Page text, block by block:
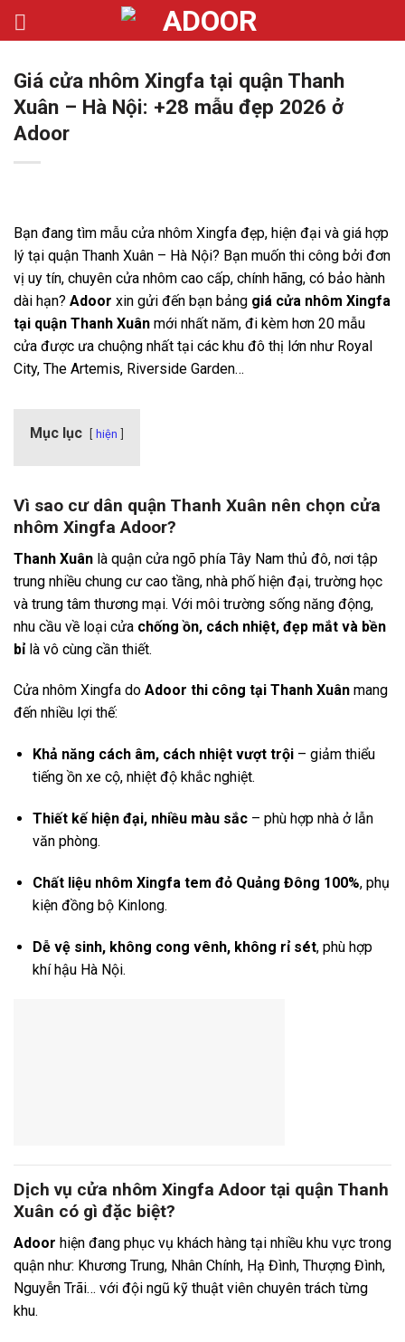
Bỏ
qua
dung
Giá cửa nhôm Xingfa tại quận Thanh
Xuân – Hà Nội: +28 mẫu đẹp 2026 ở
Adoor
Bạn đang tìm mẫu cửa nhôm Xingfa đẹp, hiện đại và giá hợp
lý tại quận Thanh Xuân – Hà Nội? Bạn muốn thi công bởi đơn
vị uy tín, chuyên cửa nhôm cao cấp, chính hãng, có bảo hành
dài hạn? Adoor xin gửi đến bạn bảng giá cửa nhôm Xingfa
tại quận Thanh Xuân mới nhất năm, đi kèm hơn 20 mẫu
cửa được ưa chuộng nhất tại các khu đô thị lớn như Royal
City, The Artemis, Riverside Garden…
Mục lục hiện
Vì sao cư dân quận Thanh Xuân nên chọn cửa
nhôm Xingfa Adoor?
Thanh Xuân là quận cửa ngõ phía Tây Nam thủ đô, nơi tập
trung nhiều chung cư cao tầng, nhà phố hiện đại, trường học
và trung tâm thương mại. Với môi trường sống năng động,
nhu cầu về loại cửa chống ồn, cách nhiệt, đẹp mắt và bền
bỉlà vô cùng cần thiết.
Cửa nhôm Xingfa do Adoor thi công tại Thanh Xuân mang
đến nhiều lợi thế:
Khả năng cách âm, cách nhiệt vượt trội– giảm thiểu
tiếng ồn xe cộ, nhiệt độ khắc nghiệt.
Thiết kế hiện đại, nhiều màu sắc– phù hợp nhà ở lẫn
văn phòng.
Chất liệu nhôm Xingfa tem đỏ Quảng Đông 100%, phụ
kiện đồng bộ Kinlong.
Dễ vệ sinh, không cong vênh, không rỉ sét, phù hợp
khí hậu Hà Nội.
Dịch vụ cửa nhôm Xingfa Adoor tại quận Thanh
Xuân có gì đặc biệt?
Adoor hiện đang phục vụ khách hàng tại nhiều khu vực trong
quận như: Khương Trung, Nhân Chính, Hạ Đình, Thượng Đình,
Nguyễn Trãi… với đội ngũ kỹ thuật viên chuyên trách từng
khu.